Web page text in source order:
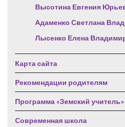
Высотина Евгения
Адаменко Светлана
Лысенко Елена
Карта сайта
Рекомендации родителям
Программа «Земский учитель»
Современная школа